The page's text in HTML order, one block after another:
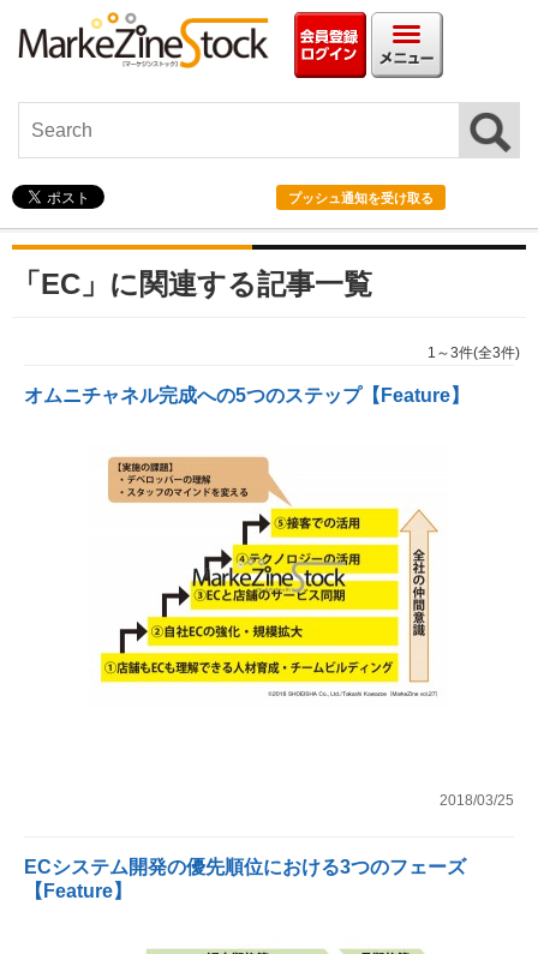
会員情報ログイン
プッシュ通知を受け取る
「EC」に関連する記事一覧
1～3件(全3件)
オムニチャネル完成への5つのステップ【Feature】
2018/03/25
ECシステム開発の優先順位における3つのフェーズ
【Feature】